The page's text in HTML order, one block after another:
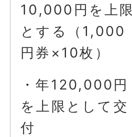
10,000円を上限
とする（1,000
円券×10枚）
・年120,000円
を上限として交
付